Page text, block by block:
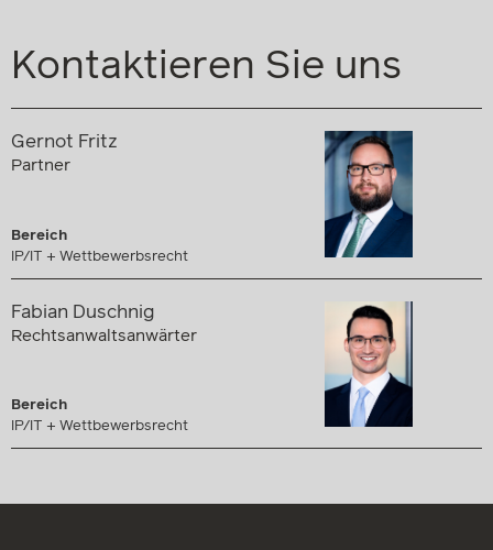
Kontaktieren Sie uns
Gernot Fritz
Partner
Bereich
IP/IT + Wettbewerbsrecht
Fabian Duschnig
Rechtsanwaltsanwärter
Bereich
IP/IT + Wettbewerbsrecht